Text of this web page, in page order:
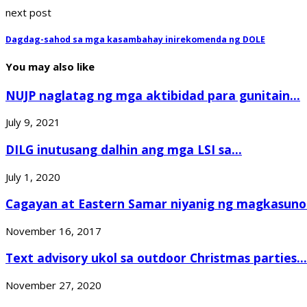
next post
Dagdag-sahod sa mga kasambahay inirekomenda ng DOLE
You may also like
NUJP naglatag ng mga aktibidad para gunitain...
July 9, 2021
DILG inutusang dalhin ang mga LSI sa...
July 1, 2020
Cagayan at Eastern Samar niyanig ng
November 16, 2017
Text advisory ukol sa outdoor Christmas parties...
November 27, 2020